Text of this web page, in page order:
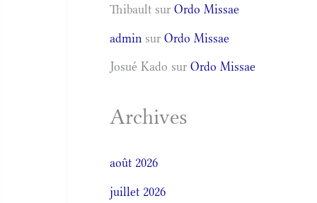
Thibault surOrdo Missae
admin surOrdo Missae
Josué Kado surOrdo Missae
Archives
août 2026
juillet 2026